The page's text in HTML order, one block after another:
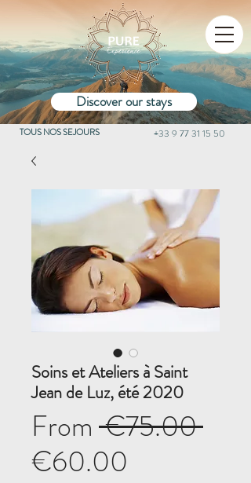
Discover our stays
+33 9 77 31 15 50
TOUS NOS SEJOURS
Soins et Ateliers à Saint
Jean de Luz, été 2020
From €75.00
€60.00